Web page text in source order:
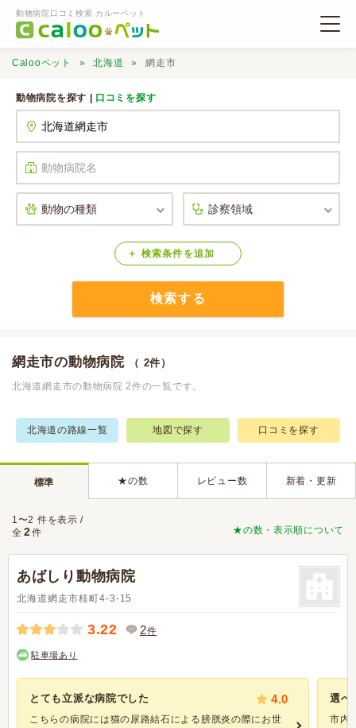
動物病院口コミ検索 カルーペット
口コミ検索
Calooペットとは？
Calooペット 北海道 網走市
動物病院を探す | 口コミを探す
検索条件 を追加
検索する
網走市の動物病院 （ 2件）
北海道網走市の動物病院 2件の一覧です。
北海道の路線一覧 地図で探す 口コミを探す
標準 ★の数 レビュー数 新着・更新
★の数・表示順について
1〜2 件を表示 /
全 2件
あばしり動物病院
北海道網走市桂町4-3-15
3.22 2件
駐車場あり
とても立派な病院でした 4.0
こちらの病院には猫の尿路結石による膀胱炎の際にお世
選べ
市内